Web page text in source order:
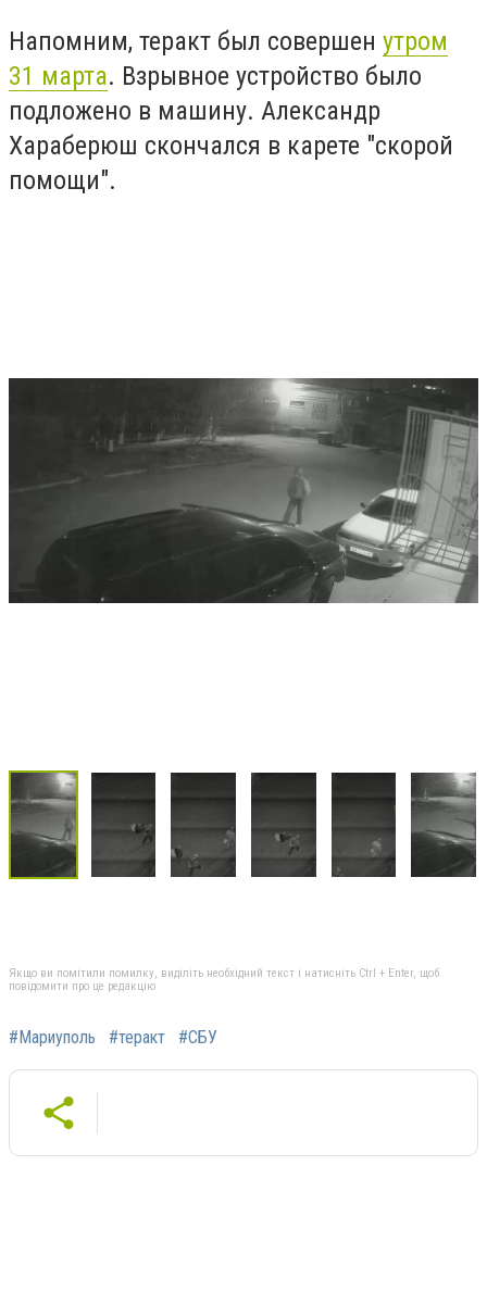
Напомним, теракт был совершен утром
31 марта. Взрывное устройство было
подложено в машину. Александр
Хараберюш скончался в карете "скорой
помощи".
Якщо ви помітили помилку, виділіть необхідний текст і натисніть Ctrl + Enter, щоб
повідомити про це редакцію
#Мариуполь #теракт #СБУ